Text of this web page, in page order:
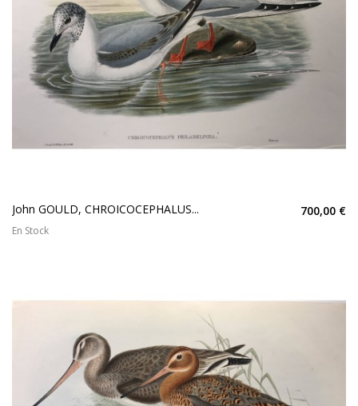
John GOULD, CHROICOCEPHALUS... 700,00 €
En Stock